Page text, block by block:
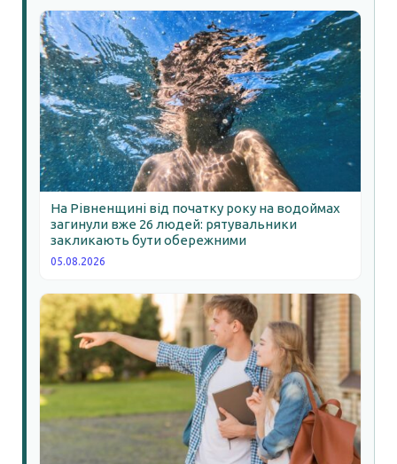
На Рівненщині від початку року на водоймах
загинули вже 26 людей: рятувальники
закликають бути обережними
05.08.2026